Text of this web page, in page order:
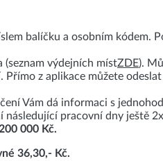
balíčku a osobním kódem.
(seznam výdejních místZDE).
z aplikace můžete
Vám dá informaci s
následující pracovní dny ještě
000 Kč.
36,30,- Kč.